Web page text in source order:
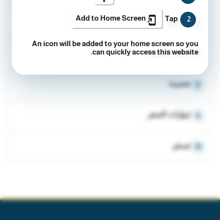
جمـارك
7 جمعية عمومية
جنسيـة
جوازات السفر
10 جيـش
2
Tap
Add to Home Screen
An icon will be added to your home screen so you
can quickly access this website.